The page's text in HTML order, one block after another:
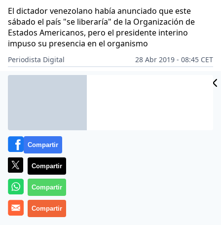
El dictador venezolano había anunciado que este
sábado el país "se liberaría" de la Organización de
Estados Americanos, pero el presidente interino
impuso su presencia en el organismo
Periodista Digital
28 Abr 2019 - 08:45 CET
Archivado en: POLÍTICA
Compartir
Compartir
Compartir
Compartir